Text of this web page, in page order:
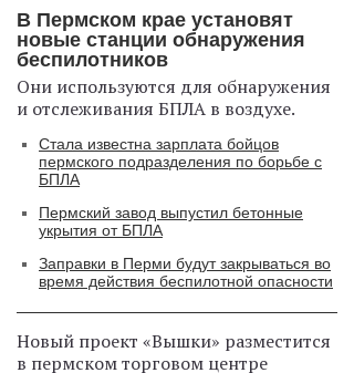
В Пермском крае установят
новые станции обнаружения
беспилотников
Они используются для обнаружения
и отслеживания БПЛА в воздухе.
Стала известна зарплата бойцов
пермского подразделения по борьбе с
БПЛА
Пермский завод выпустил бетонные
укрытия от БПЛА
Заправки в Перми будут закрываться во
время действия беспилотной опасности
Новый проект «Вышки» разместится
в пермском торговом центре